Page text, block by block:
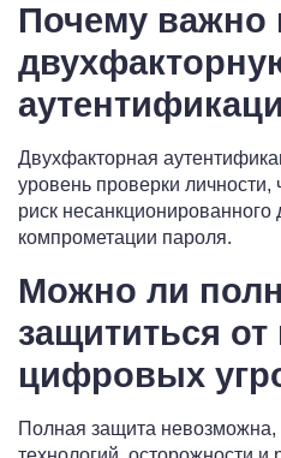
Почему важно
Двухфакторная
уровень проверки личности,
риск несанкционированного
компрометации пароля.
Можно ли
защититься от
цифровых
Полная защита невозможна,